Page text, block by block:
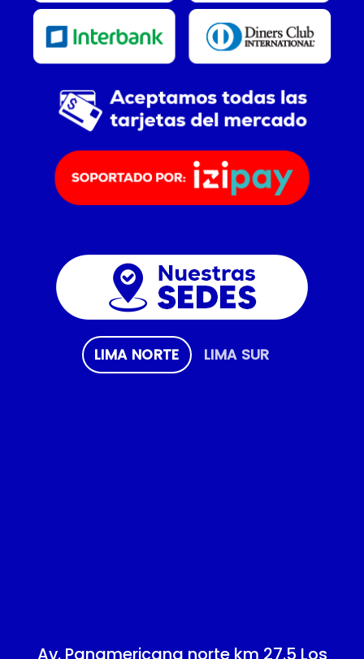
LIMA NORTE LIMA SUR
Av. Panamericana norte km 27.5 Los